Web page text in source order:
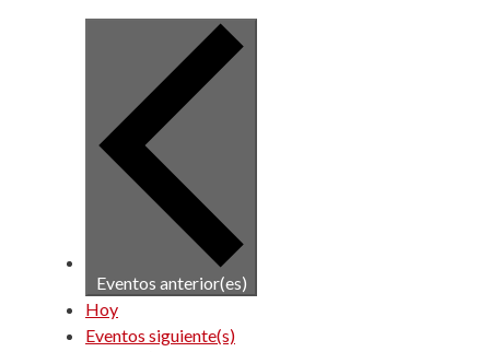
Eventos anterior(es)
Hoy
Eventos siguiente(s)